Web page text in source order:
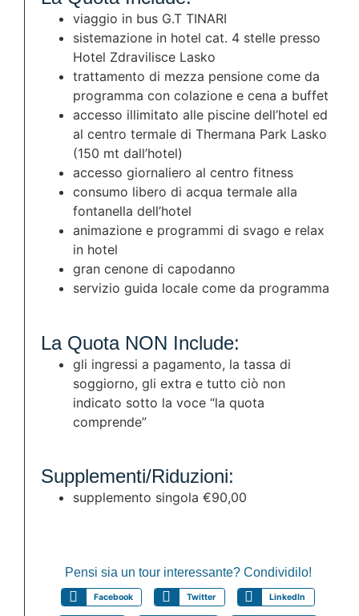
viaggio in bus G.T TINARI
sistemazione in hotel cat. 4 stelle presso
Hotel Zdravilisce Lasko
trattamento di mezza pensione come da
programma con colazione e cena a buffet
accesso illimitato alle piscine dell’hotel ed
al centro termale di Thermana Park Lasko
(150 mt dall’hotel)
accesso giornaliero al centro fitness
consumo libero di acqua termale alla
fontanella dell’hotel
animazione e programmi di svago e relax
in hotel
gran cenone di capodanno
servizio guida locale come da programma
La Quota NON Include:
gli ingressi a pagamento, la tassa di
soggiorno, gli extra e tutto ciò non
indicato sotto la voce “la quota
comprende”
Supplementi/Riduzioni:
supplemento singola €90,00
Pensi sia un tour interessante? Condividilo!
Facebook Twitter LinkedIn